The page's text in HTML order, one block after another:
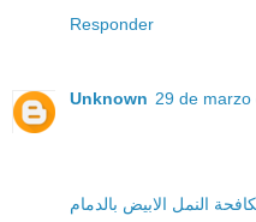
Responder
Unknown 29 de marzo
النمل الابيض بالدمام